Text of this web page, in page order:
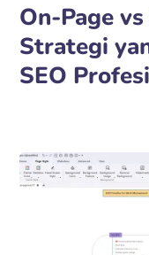
On-Page
Strategi
SEO